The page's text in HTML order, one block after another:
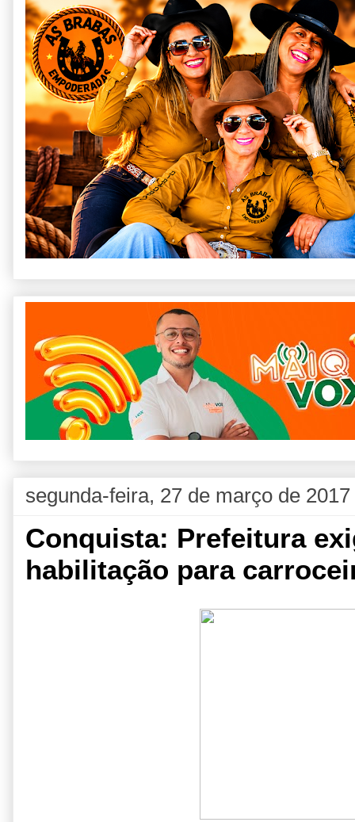
segunda-feira, 27 de março de 2017
Conquista: Prefeitura
habilitação para